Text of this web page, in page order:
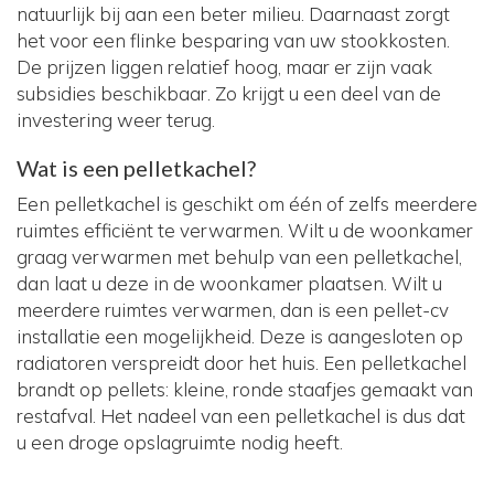
natuurlijk bij aan een beter milieu. Daarnaast zorgt
het voor een flinke besparing van uw stookkosten.
De prijzen liggen relatief hoog, maar er zijn vaak
subsidies beschikbaar. Zo krijgt u een deel van de
investering weer terug.
Wat is een pelletkachel?
Een pelletkachel is geschikt om één of zelfs meerdere
ruimtes efficiënt te verwarmen. Wilt u de woonkamer
graag verwarmen met behulp van een pelletkachel,
dan laat u deze in de woonkamer plaatsen. Wilt u
meerdere ruimtes verwarmen, dan is een pellet-cv
installatie een mogelijkheid. Deze is aangesloten op
radiatoren verspreidt door het huis. Een pelletkachel
brandt op pellets: kleine, ronde staafjes gemaakt van
restafval. Het nadeel van een pelletkachel is dus dat
u een droge opslagruimte nodig heeft.